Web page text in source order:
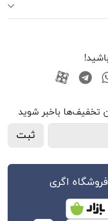
تلگرامآپارات
تخفیف‌ها با‌خبر شوید
ثبت
اگری